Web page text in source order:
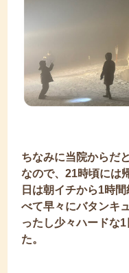
ちなみに当院からだ
なので、21時頃には
日は朝イチから1時
べて早々にバタンキ
ったし少々ハードな
た。